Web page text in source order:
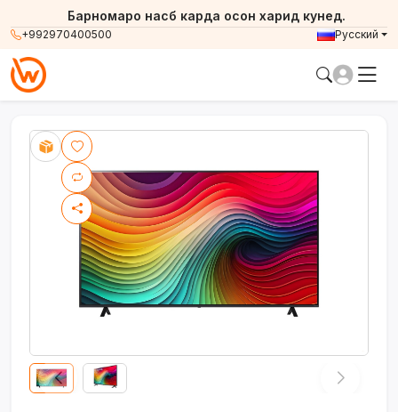
+992970400500
Барномаро насб карда осон харид кунед.
Русский